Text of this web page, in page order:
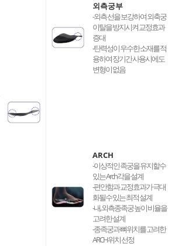
외측궁부
-외측 선을 보강하여 외축궁
이탈을 방지시켜 교정효과
증대
-탄력성이 우수한 소재를 적
용하여 장기간 사용시에도
변형이 없음
ARCH
-이상적인 족궁을 유지할수
있는 Arch각을 설계
-편안함과 교정효과가 극대
화될수 있는 최적 설계
-내, 외측종족궁 높이 비율을
고려한 설계
-종족궁과 뼈위치를 고려한
ARCH위치 선정